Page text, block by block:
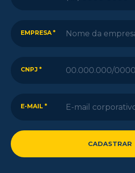
EMPRESA *
CNPJ *
E-MAIL *